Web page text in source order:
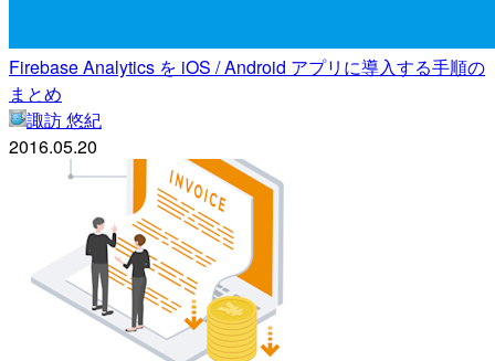
Firebase Analytics を iOS / Android アプリに導入する手順の
まとめ
諏訪 悠紀
2016.05.20